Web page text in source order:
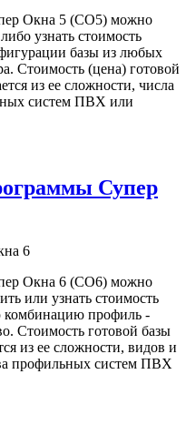
Окна 5 (СО5) можно
узнать стоимость
базы из любых
Стоимость (цена) готовой
из ее сложности, числа
систем ПВХ или
Супер
Окна 6 (СО6) можно
или узнать стоимость
комбинацию профиль -
Стоимость готовой базы
из ее сложности, видов и
профильных систем ПВХ